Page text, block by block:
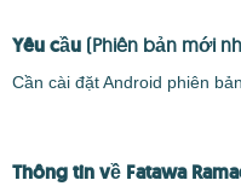
Yêu cầu (Phiên bản mới
Cần cài đặt Android phiên
Thông tin về Fatawa